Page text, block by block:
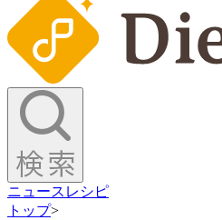
ニュース レシピ
トップ>